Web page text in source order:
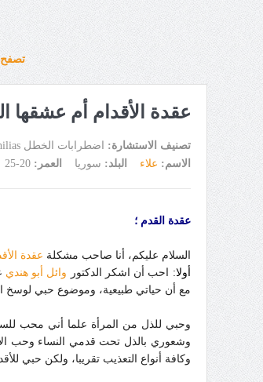
تصفح
عقدة الأقدام أم عشقها
تصنيف الاستشارة:
اضطرابات الخطل Paraphilias أو التفضيل الجنسي Sexual Preference Disorder
الاسم: علاء البلد: سوريا العمر:20-25
عقدة القدم ؛
السلام عليكم، أنا صاحب مشكلة عقدة
أولا:
احب أن اشكر الدكتور وائل أبو هندي
مع أن حياتي طبيعية، وموضوع حبي لوسخ
وحبي للذل من المرأة علما أني محب
وشعوري بالذل تحت قدمي النساء وحب
وكافة أنواع التعذيب تقريبا، ولكن حبي